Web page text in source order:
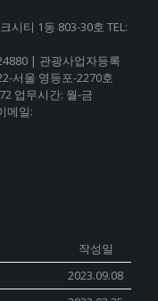
시티 1동 803-30호 TEL:
| 관광사업자등록
서울 영등포-2270호
업무시간: 월-금
메일:
작성일
2023.09.08